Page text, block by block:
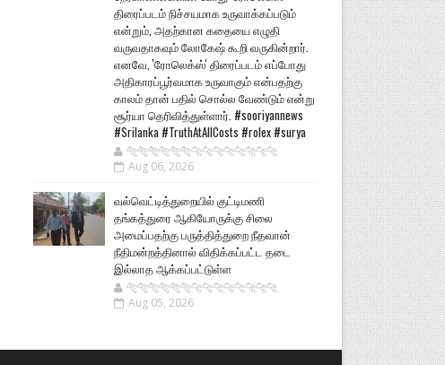
திரைப்படம் நிச்சயமாக உருவாக்கப்படும்
என்றும், அதற்கான கதையை எழுதி
வருவதாகவும் லோகேஷ் கூறி வருகின்றார்.
எனவே, 'ரோலெக்ஸ்' திரைப்படம் எப்போது
அதிகாரப்பூர்வமாக உருவாகும் என்பதற்கு
காலம் தான் பதில் சொல்ல வேண்டும் என்று
சூர்யா தெரிவித்துள்ளார். #sooriyannews
#Srilanka #TruthAtAllCosts #rolex #surya
🐅🐅🐅🐅🐅🐅🐆🐆🐆🐆🐆🐆🐆🐆
Aug 06, 2026
வல்வெட்டித்துறையில் குட்டிமணி
தங்கத்துரை ஆகியோருக்கு சிலை
அமைப்பதற்கு பருத்தித்துறை நீதவான்
நீதிமன்றத்தினால் விதிக்கப்பட்ட தடை
இல்லாத ஆக்கப்பட்டுள்ள
🐅🐅🐅🐅🐅🐅🐆🐆🐆🐆🐆🐆🐆🐆
Aug 05, 2026